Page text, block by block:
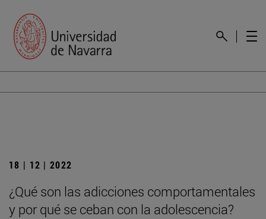
18 | 12 | 2022
¿Qué son las adicciones comportamentales
y por qué se ceban con la adolescencia?